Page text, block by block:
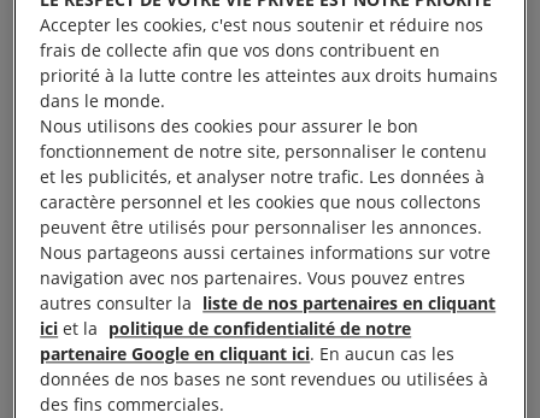
Accepter les cookies, c'est nous soutenir et réduire nos
frais de collecte afin que vos dons contribuent en
priorité à la lutte contre les atteintes aux droits humains
dans le monde.
Nous utilisons des cookies pour assurer le bon
fonctionnement de notre site, personnaliser le contenu
et les publicités, et analyser notre trafic. Les données à
caractère personnel et les cookies que nous collectons
peuvent être utilisés pour personnaliser les annonces.
Nous partageons aussi certaines informations sur votre
navigation avec nos partenaires. Vous pouvez entres
autres consulter la liste de nos partenaires en cliquant
ici et la politique de confidentialité de notre
partenaire Google en cliquant ici. En aucun cas les
données de nos bases ne sont revendues ou utilisées à
des fins commerciales.